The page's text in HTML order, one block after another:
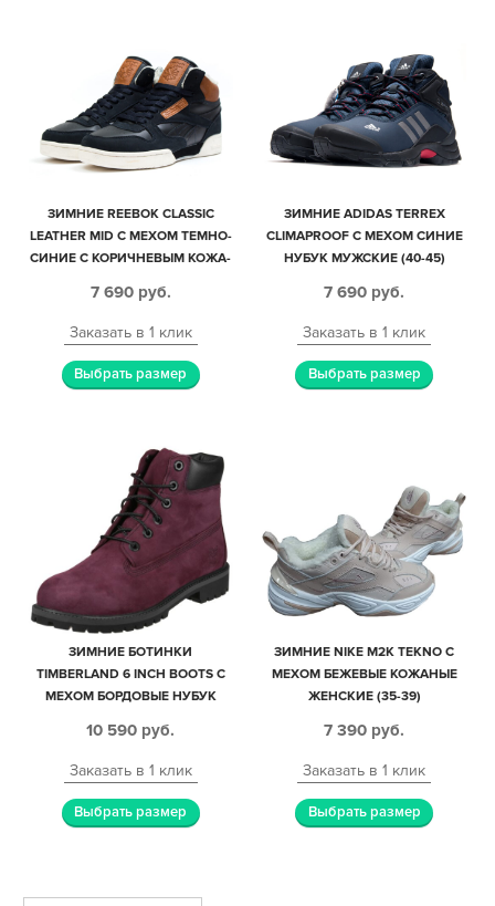
ЗИМНИЕ REEBOK CLASSIC
LEATHER MID С МЕХОМ ТЕМНО-
СИНИЕ С КОРИЧНЕВЫМ КОЖА-
7 690 руб.
Заказать в 1 клик
Выбрать размер
ЗИМНИЕ ADIDAS TERREX
CLIMAPROOF С МЕХОМ СИНИЕ
НУБУК МУЖСКИЕ (40-45)
7 690 руб.
Заказать в 1 клик
Выбрать размер
ЗИМНИЕ БОТИНКИ
TIMBERLAND 6 INCH BOOTS С
МЕХОМ БОРДОВЫЕ НУБУК
10 590 руб.
Заказать в 1 клик
Выбрать размер
ЗИМНИЕ NIKE M2K TEKNO С
МЕХОМ БЕЖЕВЫЕ КОЖАНЫЕ
ЖЕНСКИЕ (35-39)
7 390 руб.
Заказать в 1 клик
Выбрать размер